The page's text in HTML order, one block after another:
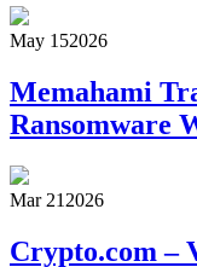
May 152026
Memahami
Ransomware
Mar 21 2026
Crypto.com –